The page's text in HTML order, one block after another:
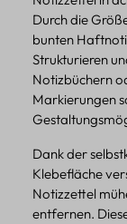
Durch die
bunten
Strukturieren
Notizbüchern
Markierungen
Dank der
Klebefläche
Notizzettel
entfernen.